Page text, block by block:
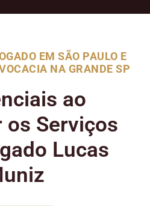
EM SÃO PAULO E
NA GRANDE SP
ao
os Serviços
Lucas